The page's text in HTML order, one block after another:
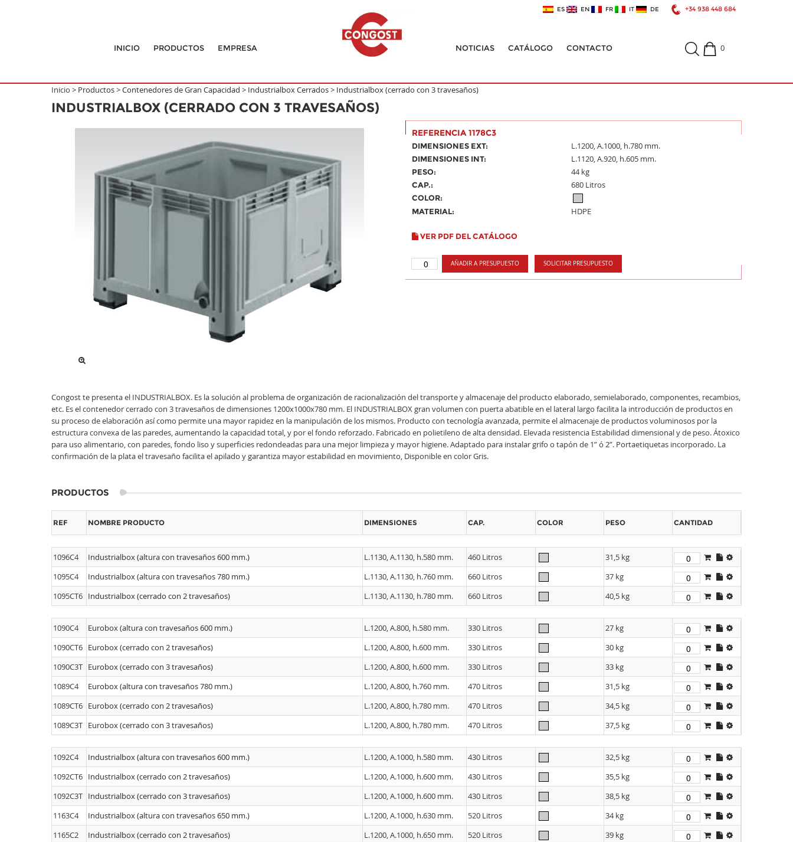
ES EN FR IT DE +34 938 448 684
INICIO PRODUCTOS EMPRESA NOTICIAS CATÁLOGO CONTACTO 0
Inicio > Productos>Contenedores de Gran Capacidad > Industrialbox Cerrados> Industrialbox (cerrado con 3 travesaños)
INDUSTRIALBOX (CERRADO CON 3 TRAVESAÑOS)
REFERENCIA 1178C3
DIMENSIONES EXT: L.1200, A.1000, h.780 mm.
DIMENSIONES INT: L.1120, A.920, h.605 mm.
PESO: 44 kg
CAP.: 680 Litros
COLOR:
MATERIAL:
HDPE
VER PDF DEL CATÁLOGO
AÑADIR A PRESUPUESTO SOLICITAR PRESUPUESTO
Congost te presenta el INDUSTRIALBOX. Es la solución al problema de organización de racionalización del transporte y almacenaje del producto elaborado, semielaborado, componentes, recambios,
etc. Es el contenedor cerrado con 3 travesaños de dimensiones 1200x1000x780 mm. El INDUSTRIALBOX gran volumen con puerta abatible en el lateral largo facilita la introducción de productos en
su proceso de elaboración así como permite una mayor rapidez en la manipulación de los mismos. Producto con tecnología avanzada, permite el almacenaje de productos voluminosos por la
estructura convexa de las paredes, aumentando la capacidad total, y por el fondo reforzado. Fabricado en polietileno de alta densidad. Elevada resistencia Estabilidad dimensional y de peso. Átoxico
para uso alimentario, con paredes, fondo liso y superficies redondeadas para una mejor limpieza y mayor higiene. Adaptado para instalar grifo o tapón de 1” ó 2”. Portaetiquetas incorporado. La
confirmación de la plata el travesaño facilita el apilado y garantiza mayor estabilidad en movimiento, Disponible en color Gris.
PRODUCTOS
REF NOMBRE PRODUCTO DIMENSIONES CAP. COLOR PESO CANTIDAD
1096C4 Industrialbox (altura con travesaños 600 mm.) L.1130, A.1130, h.580 mm. 460 Litros
31,5 kg
1095C4
Industrialbox (altura con travesaños 780 mm.) L.1130, A.1130, h.760 mm. 660 Litros
37 kg
1095CT6 Industrialbox (cerrado con 2 travesaños) L.1130, A.1130, h.780 mm. 660 Litros 40,5 kg
1090C4 Eurobox (altura con travesaños 600 mm.) L.1200, A.800, h.580 mm. 330 Litros
27 kg
1090CT6 Eurobox (cerrado con 2 travesaños) L.1200, A.800, h.600 mm. 330 Litros
30 kg
1090C3T Eurobox (cerrado con 3 travesaños) L.1200, A.800, h.600 mm. 330 Litros
33 kg
1089C4
Eurobox (altura con travesaños 780 mm.) L.1200, A.800, h.760 mm. 470 Litros
31,5 kg
1089CT6 Eurobox (cerrado con 2 travesaños) L.1200, A.800, h.780 mm. 470 Litros
34,5 kg
1089C3T Eurobox (cerrado con 3 travesaños) L.1200, A.800, h.780 mm. 470 Litros 37,5 kg
1092C4 Industrialbox (altura con travesaños 600 mm.) L.1200, A.1000, h.580 mm. 430 Litros
32,5 kg
1092CT6 Industrialbox (cerrado con 2 travesaños) L.1200, A.1000, h.600 mm. 430 Litros
35,5 kg
1092C3T Industrialbox (cerrado con 3 travesaños) L.1200, A.1000, h.600 mm. 430 Litros
38,5 kg
1163C4
Industrialbox (altura con travesaños 650 mm.) L.1200, A.1000, h.630 mm. 520 Litros
34 kg
1165C2
Industrialbox (cerrado con 2 travesaños) L.1200, A.1000, h.650 mm. 520 Litros
39 kg